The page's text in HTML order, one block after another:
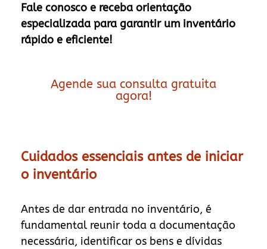
Fale conosco e receba orientação
especializada para garantir um inventário
rápido e eficiente!
Agende sua consulta gratuita
agora!
Cuidados essenciais antes de iniciar
o inventário
Antes de dar entrada no inventário, é
fundamental reunir toda a documentação
necessária, identificar os bens e dívidas